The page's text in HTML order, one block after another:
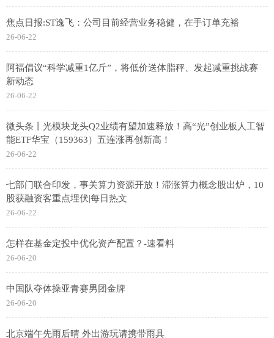
焦点日报:ST逸飞：公司目前经营业务稳健，在手订单充裕
26-06-22
阿福倡议“科学减重1亿斤”，将低价送体脂秤、发起减重挑战赛
新动态
26-06-22
微头条丨光模块龙头Q2业绩有望加速释放！高“光”创业板人工智
能ETF华宝（159363）五连涨再创新高！
26-06-22
七部门联合印发，事关算力资源开放！滞涨算力概念股出炉，10
股获融资客重点埋伏|每日热文
26-06-22
怎样在基金定投中优化资产配置？-速看料
26-06-20
中国队夺体操亚青赛男团金牌
26-06-20
北京端午先雨后晴 外出游玩请携带雨具